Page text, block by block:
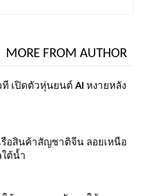
MORE FROM AUTHOR
ที เปิดตัวหุ่นยนต์ AI หงายหลัง
รือสินค้าสัญชาติจีน ลอยเหนือ
ใต้น้ำ